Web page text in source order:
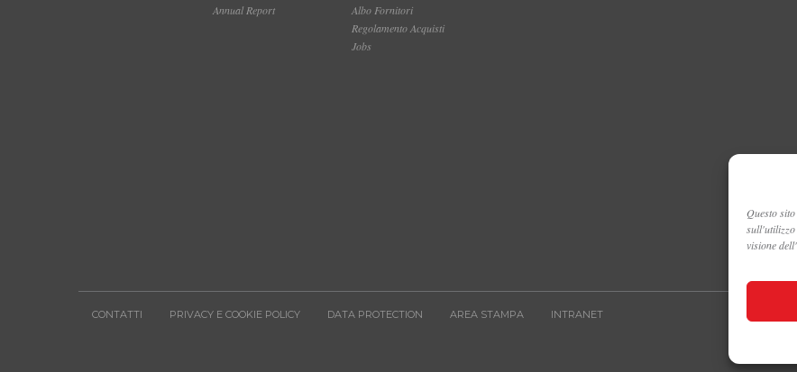
Questo
sull'utilizzo
visione
Annual Report
Albo Fornitori
Regolamento Acquisti
Jobs
CONTATTI PRIVACY E COOKIE POLICY DATA PROTECTION AREA STAMPA INTRANET